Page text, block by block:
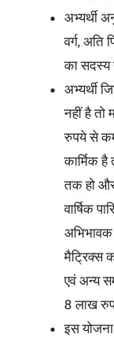
अभ्यर्थी
वर्ग, अति
का सदस्य
अभ्यर्थी
नहीं है तो
रुपये से कम
कार्मिक
तक हो
वार्षिक
अभिभावक
मैट्रिक्स
एवं अन्य
8 लाख
इस योजना